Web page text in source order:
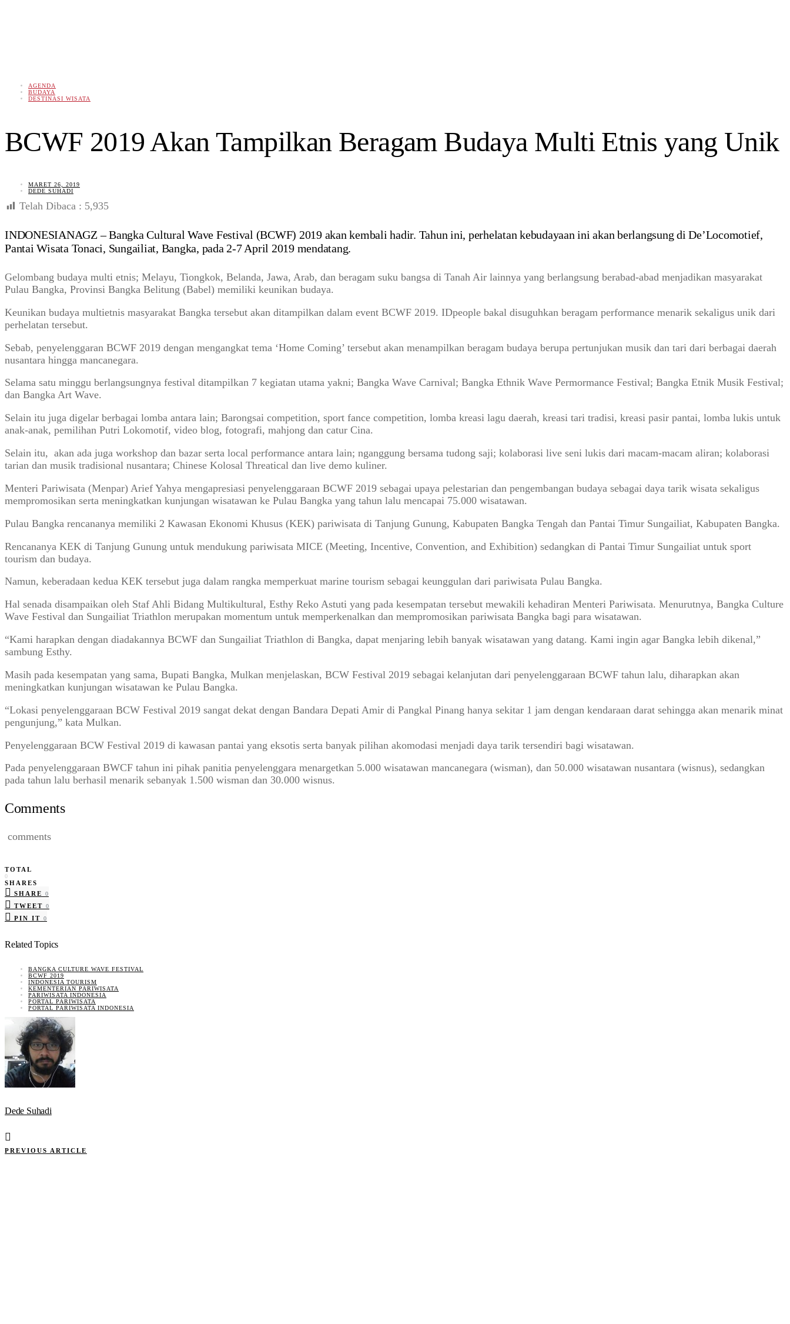
AGENDA
BUDAYA
DESTINASI WISATA
BCWF 2019 Akan Tampilkan Beragam Budaya Multi Etnis yang Unik
MARET 26, 2019
DEDE SUHADI
Telah Dibaca : 5,935
INDONESIANAGZ – Bangka Cultural Wave Festival (BCWF) 2019 akan kembali hadir. Tahun ini, perhelatan kebudayaan ini akan berlangsung di De’Locomotief,
Pantai Wisata Tonaci, Sungailiat, Bangka, pada 2-7 April 2019 mendatang.
Gelombang budaya multi etnis; Melayu, Tiongkok, Belanda, Jawa, Arab, dan beragam suku bangsa di Tanah Air lainnya yang berlangsung berabad-abad menjadikan masyarakat
Pulau Bangka, Provinsi Bangka Belitung (Babel) memiliki keunikan budaya.
Keunikan budaya multietnis masyarakat Bangka tersebut akan ditampilkan dalam event BCWF 2019. IDpeople bakal disuguhkan beragam performance menarik sekaligus unik dari
perhelatan tersebut.
Sebab, penyelenggaran BCWF 2019 dengan mengangkat tema ‘Home Coming’ tersebut akan menampilkan beragam budaya berupa pertunjukan musik dan tari dari berbagai daerah
nusantara hingga mancanegara.
Selama satu minggu berlangsungnya festival ditampilkan 7 kegiatan utama yakni; Bangka Wave Carnival; Bangka Ethnik Wave Permormance Festival; Bangka Etnik Musik Festival;
dan Bangka Art Wave.
Selain itu juga digelar berbagai lomba antara lain; Barongsai competition, sport fance competition, lomba kreasi lagu daerah, kreasi tari tradisi, kreasi pasir pantai, lomba lukis untuk
anak-anak, pemilihan Putri Lokomotif, video blog, fotografi, mahjong dan catur Cina.
Selain itu, akan ada juga workshop dan bazar serta local performance antara lain; nganggung bersama tudong saji; kolaborasi live seni lukis dari macam-macam aliran; kolaborasi
tarian dan musik tradisional nusantara; Chinese Kolosal Threatical dan live demo kuliner.
Menteri Pariwisata (Menpar) Arief Yahya mengapresiasi penyelenggaraan BCWF 2019 sebagai upaya pelestarian dan pengembangan budaya sebagai daya tarik wisata sekaligus
mempromosikan serta meningkatkan kunjungan wisatawan ke Pulau Bangka yang tahun lalu mencapai 75.000 wisatawan.
Pulau Bangka rencananya memiliki 2 Kawasan Ekonomi Khusus (KEK) pariwisata di Tanjung Gunung, Kabupaten Bangka Tengah dan Pantai Timur Sungailiat, Kabupaten Bangka.
Rencananya KEK di Tanjung Gunung untuk mendukung pariwisata MICE (Meeting, Incentive, Convention, and Exhibition) sedangkan di Pantai Timur Sungailiat untuk sport
tourism dan budaya.
Namun, keberadaan kedua KEK tersebut juga dalam rangka memperkuat marine tourism sebagai keunggulan dari pariwisata Pulau Bangka.
Hal senada disampaikan oleh Staf Ahli Bidang Multikultural, Esthy Reko Astuti yang pada kesempatan tersebut mewakili kehadiran Menteri Pariwisata. Menurutnya, Bangka Culture
Wave Festival dan Sungailiat Triathlon merupakan momentum untuk memperkenalkan dan mempromosikan pariwisata Bangka bagi para wisatawan.
“Kami harapkan dengan diadakannya BCWF dan Sungailiat Triathlon di Bangka, dapat menjaring lebih banyak wisatawan yang datang. Kami ingin agar Bangka lebih dikenal,”
sambung Esthy.
Masih pada kesempatan yang sama, Bupati Bangka, Mulkan menjelaskan, BCW Festival 2019 sebagai kelanjutan dari penyelenggaraan BCWF tahun lalu, diharapkan akan
meningkatkan kunjungan wisatawan ke Pulau Bangka.
“Lokasi penyelenggaraan BCW Festival 2019 sangat dekat dengan Bandara Depati Amir di Pangkal Pinang hanya sekitar 1 jam dengan kendaraan darat sehingga akan menarik minat
pengunjung,” kata Mulkan.
Penyelenggaraan BCW Festival 2019 di kawasan pantai yang eksotis serta banyak pilihan akomodasi menjadi daya tarik tersendiri bagi wisatawan.
Pada penyelenggaraan BWCF tahun ini pihak panitia penyelenggara menargetkan 5.000 wisatawan mancanegara (wisman), dan 50.000 wisatawan nusantara (wisnus), sedangkan
pada tahun lalu berhasil menarik sebanyak 1.500 wisman dan 30.000 wisnus.
Comments
comments
TOTAL
0
SHARES
SHARE
0
TWEET 0
PIN IT 0
Related Topics
BANGKA CULTURE WAVE FESTIVAL
BCWF 2019
INDONESIA TOURISM
KEMENTERIAN PARIWISATA
PARIWISATA INDONESIA
PORTAL PARIWISATA
PORTAL PARIWISATA INDONESIA
Dede Suhadi
PREVIOUS ARTICLE